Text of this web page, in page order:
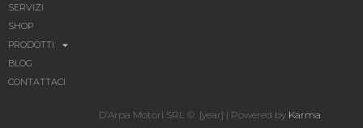
SERVIZI
SHOP
PRODOTTI
BLOG
CONTATTACI
D’Arpa Motori SRL © [year] | Powered by Karma